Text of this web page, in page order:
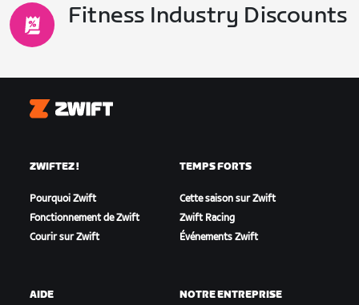
Fitness Industry Discounts
Zwift
ZWIFTEZ !
Pourquoi Zwift
Fonctionnement de Zwift
Courir sur Zwift
TEMPS FORTS
Cette saison sur Zwift
Zwift Racing
Événements Zwift
AIDE NOTRE ENTREPRISE